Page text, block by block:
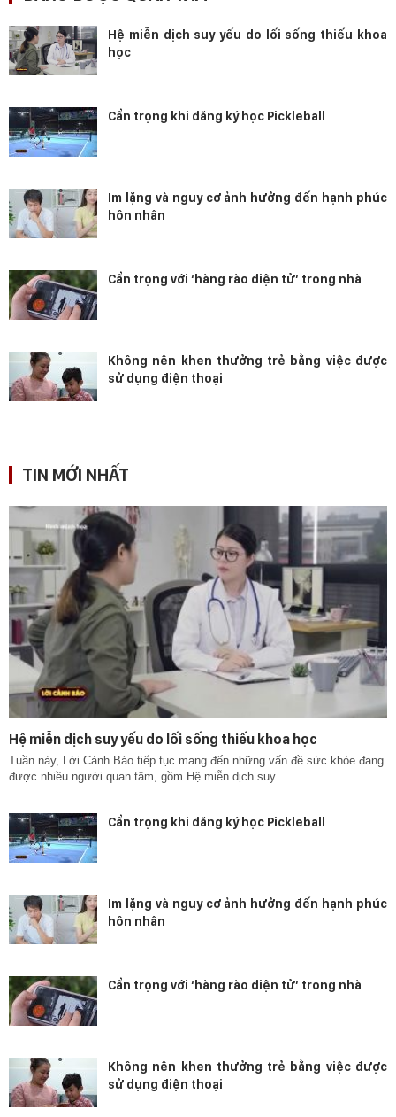
Hệ miễn dịch suy yếu do lối sống thiếu khoa
học
Cẩn trọng khi đăng ký học Pickleball
Im lặng và nguy cơ ảnh hưởng đến hạnh phúc
hôn nhân
Cẩn trọng với ‘hàng rào điện tử’ trong nhà
Không nên khen thưởng trẻ bằng việc được
sử dụng điện thoại
TIN MỚI NHẤT
Hệ miễn dịch suy yếu do lối sống thiếu khoa học
Tuần này, Lời Cảnh Báo tiếp tục mang đến những vấn đề sức khỏe đang
được nhiều người quan tâm, gồm Hệ miễn dịch suy...
Cẩn trọng khi đăng ký học Pickleball
Im lặng và nguy cơ ảnh hưởng đến hạnh phúc
hôn nhân
Cẩn trọng với ‘hàng rào điện tử’ trong nhà
Không nên khen thưởng trẻ bằng việc được
sử dụng điện thoại